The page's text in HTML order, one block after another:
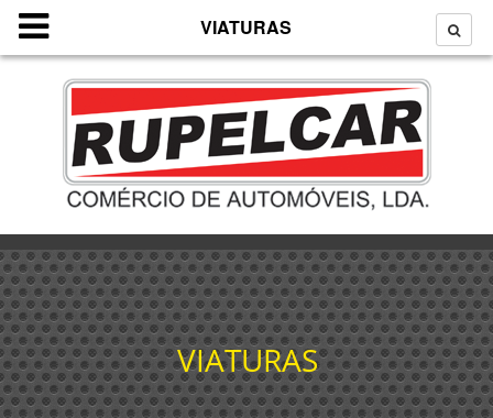
VIATURAS
VIATURAS